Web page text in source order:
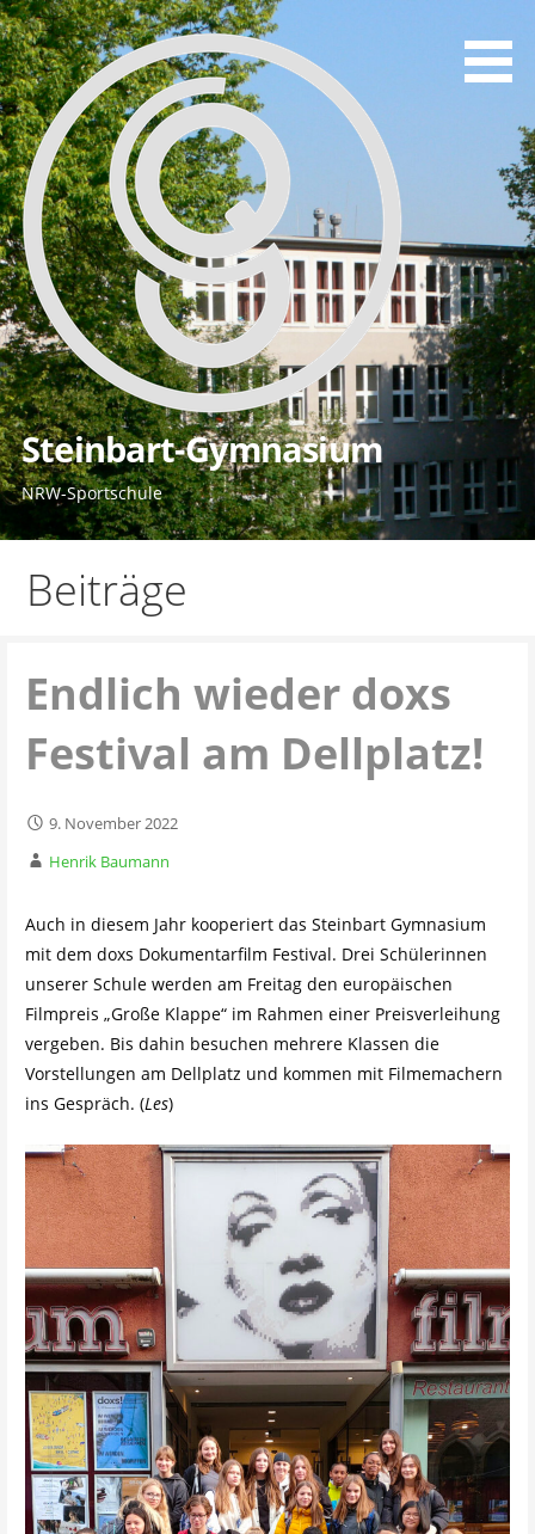
Zum
Inhalt
springen
Steinbart-Gymnasium
NRW-Sportschule
Beiträge
Endlich wieder doxs
Festival am Dellplatz!
9. November 2022
Henrik Baumann
Auch in diesem Jahr kooperiert das Steinbart Gymnasium
mit dem doxs Dokumentarfilm Festival. Drei Schülerinnen
unserer Schule werden am Freitag den europäischen
Filmpreis „Große Klappe“ im Rahmen einer Preisverleihung
vergeben. Bis dahin besuchen mehrere Klassen die
Vorstellungen am Dellplatz und kommen mit Filmemachern
ins Gespräch. (Les)